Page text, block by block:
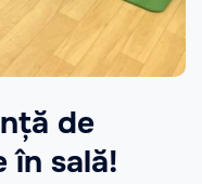
de
în sală!